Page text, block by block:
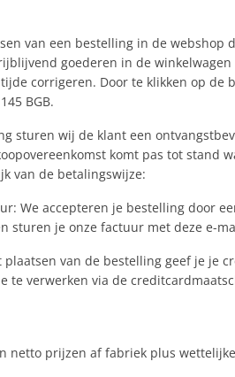
van een bestelling in de webshop
goederen in de
corrigeren. Door te klikken op
BGB.
sturen wij de klant een
komt pas tot stand
van de betalingswijze:
We accepteren je bestelling door
sturen je onze factuur met deze e-
van de bestelling geef je je
te verwerken via de
netto prijzen af fabriek plus